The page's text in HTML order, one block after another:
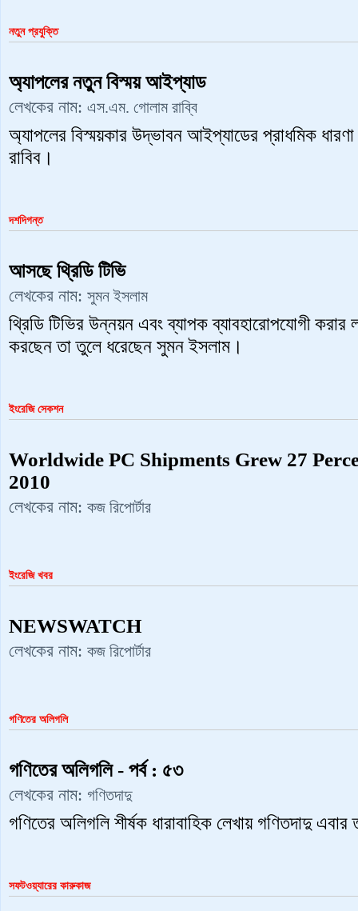
নতুন প্রযুক্তি
অ্যাপলের নতুন বিস্ময় আইপ্যাড
লেখকের নাম: এস.এম. গোলাম রাব্বি
অ্যাপলের বিস্ময়কার উদ্ভাবন আইপ্যাডের প্রাধমিক
রাবিব।
দশদিগন্ত
আসছে থ্রিডি টিভি
লেখকের নাম: সুমন ‍ইসলাম
থ্রিডি টিভির উন্নয়ন এবং ব্যাপক ব্যাবহারোপযোগী করার
করছেন তা তুলে ধরেছেন সুমন ইসলাম।
ইংরেজি সেকশন
Worldwide PC Shipments Grew 27
2010
লেখকের নাম: কজ রিপোর্টার
ইংরেজি খবর
NEWSWATCH
লেখকের নাম: কজ রিপোর্টার
গণিতের অলিগলি
গণিতের অলিগলি - পর্ব : ৫৩
লেখকের নাম: গণিতদাদু
গণিতের অলিগলি শীর্ষক ধারাবাহিক লেখায় গণিতদাদু
সফটওয়্যারের কারুকাজ